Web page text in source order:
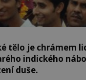
tělo je chrámem
indického
duše.